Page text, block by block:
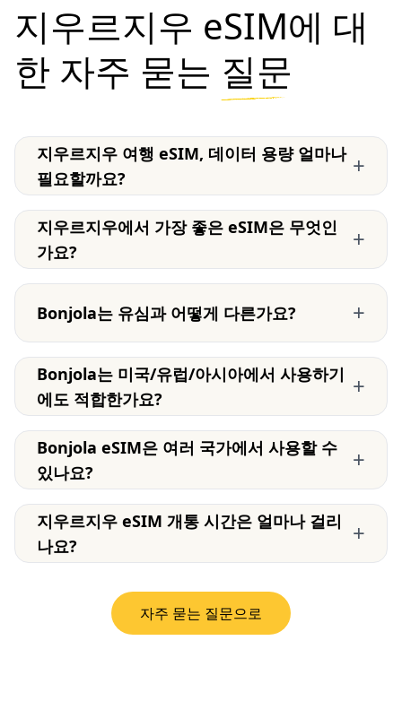
지우르지우 eSIM에 대
한 자주 묻는 질문
지우르지우 여행 eSIM, 데이터 용량 얼마나
필요할까요?
+
지우르지우에서 가장 좋은 eSIM은 무엇인
가요?
+
Bonjola는 유심과 어떻게 다른가요? +
Bonjola는 미국/유럽/아시아에서 사용하기
에도 적합한가요?
+
Bonjola eSIM은 여러 국가에서 사용할 수
있나요?
+
지우르지우 eSIM 개통 시간은 얼마나 걸리
나요?
+
자주 묻는 질문으로